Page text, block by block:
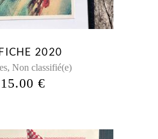
2020
, Non classifié(e)
15.00€